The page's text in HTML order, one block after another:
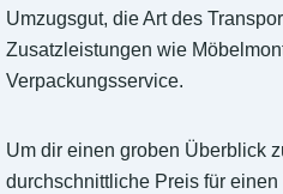
Umzugsgut, die Art des
Zusatzleistungen wie
Verpackungsservice.
Um dir einen groben Überblick
durchschnittliche Preis für